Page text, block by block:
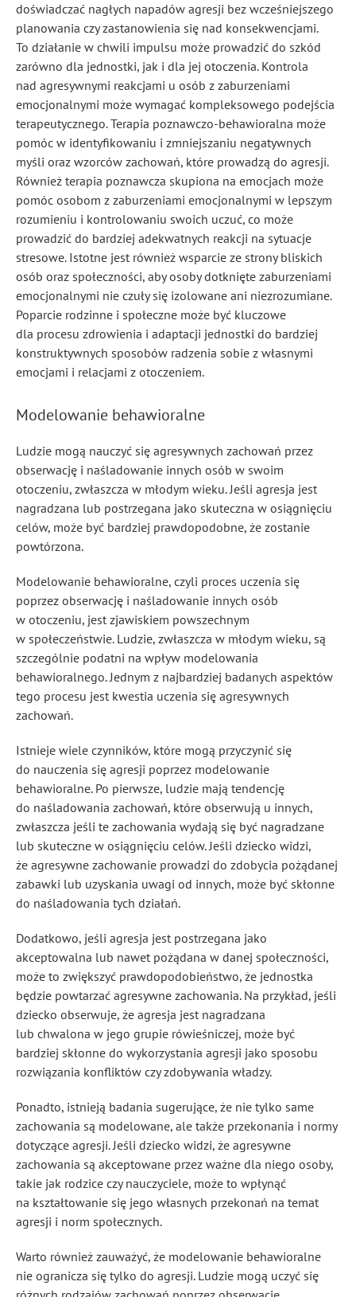
doświadczać nagłych napadów agresji bez wcześniejszego
planowania czy zastanowienia się nad konsekwencjami.
To działanie w chwili impulsu może prowadzić do szkód
zarówno dla jednostki, jak i dla jej otoczenia. Kontrola
nad agresywnymi reakcjami u osób z zaburzeniami
emocjonalnymi może wymagać kompleksowego podejścia
terapeutycznego. Terapia poznawczo-behawioralna może
pomóc w identyfikowaniu i zmniejszaniu negatywnych
myśli oraz wzorców zachowań, które prowadzą do agresji.
Również terapia poznawcza skupiona na emocjach może
pomóc osobom z zaburzeniami emocjonalnymi w lepszym
rozumieniu i kontrolowaniu swoich uczuć, co może
prowadzić do bardziej adekwatnych reakcji na sytuacje
stresowe. Istotne jest również wsparcie ze strony bliskich
osób oraz społeczności, aby osoby dotknięte zaburzeniami
emocjonalnymi nie czuły się izolowane ani niezrozumiane.
Poparcie rodzinne i społeczne może być kluczowe
dla procesu zdrowienia i adaptacji jednostki do bardziej
konstruktywnych sposobów radzenia sobie z własnymi
emocjami i relacjami z otoczeniem.
Modelowanie behawioralne
Ludzie mogą nauczyć się agresywnych zachowań przez
obserwację i naśladowanie innych osób w swoim
otoczeniu, zwłaszcza w młodym wieku. Jeśli agresja jest
nagradzana lub postrzegana jako skuteczna w osiągnięciu
celów, może być bardziej prawdopodobne, że zostanie
powtórzona.
Modelowanie behawioralne, czyli proces uczenia się
poprzez obserwację i naśladowanie innych osób
w otoczeniu, jest zjawiskiem powszechnym
w społeczeństwie. Ludzie, zwłaszcza w młodym wieku, są
szczególnie podatni na wpływ modelowania
behawioralnego. Jednym z najbardziej badanych aspektów
tego procesu jest kwestia uczenia się agresywnych
zachowań.
Istnieje wiele czynników, które mogą przyczynić się
do nauczenia się agresji poprzez modelowanie
behawioralne. Po pierwsze, ludzie mają tendencję
do naśladowania zachowań, które obserwują u innych,
zwłaszcza jeśli te zachowania wydają się być nagradzane
lub skuteczne w osiągnięciu celów. Jeśli dziecko widzi,
że agresywne zachowanie prowadzi do zdobycia pożądanej
zabawki lub uzyskania uwagi od innych, może być skłonne
do naśladowania tych działań.
Dodatkowo, jeśli agresja jest postrzegana jako
akceptowalna lub nawet pożądana w danej społeczności,
może to zwiększyć prawdopodobieństwo, że jednostka
będzie powtarzać agresywne zachowania. Na przykład, jeśli
dziecko obserwuje, że agresja jest nagradzana
lub chwalona w jego grupie rówieśniczej, może być
bardziej skłonne do wykorzystania agresji jako sposobu
rozwiązania konfliktów czy zdobywania władzy.
Ponadto, istnieją badania sugerujące, że nie tylko same
zachowania są modelowane, ale także przekonania i normy
dotyczące agresji. Jeśli dziecko widzi, że agresywne
zachowania są akceptowane przez ważne dla niego osoby,
takie jak rodzice czy nauczyciele, może to wpłynąć
na kształtowanie się jego własnych przekonań na temat
agresji i norm społecznych.
Warto również zauważyć, że modelowanie behawioralne
nie ogranicza się tylko do agresji. Ludzie mogą uczyć się